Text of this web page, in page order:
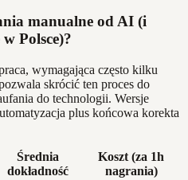
manualne od AI (i
Polsce)?
wymagająca często kilku
skrócić ten proces do
do technologii. Wersje
plus końcowa korekta
Średnia
dokładność
Koszt (za 1h
nagrania)